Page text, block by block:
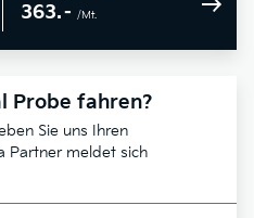
363.– /Mt.
Probe fahren?
Sie uns Ihren
Partner meldet sich